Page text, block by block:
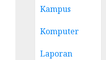
Kampus
Komputer
Laporan